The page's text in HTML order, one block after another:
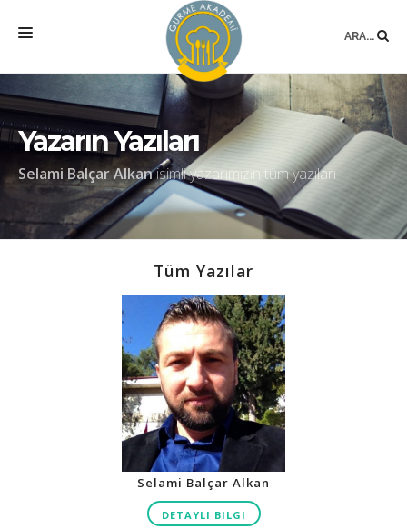
ARA...
MEKAN
EĞITIMLER
DANIŞMANLIK
YAZARLAR
Yazarın Yazıları
Selami Balçar Alkanisimli yazarımızın tüm yazıları
Tüm Yazılar
Selami Balçar Alkan
DETAYLI BILGI